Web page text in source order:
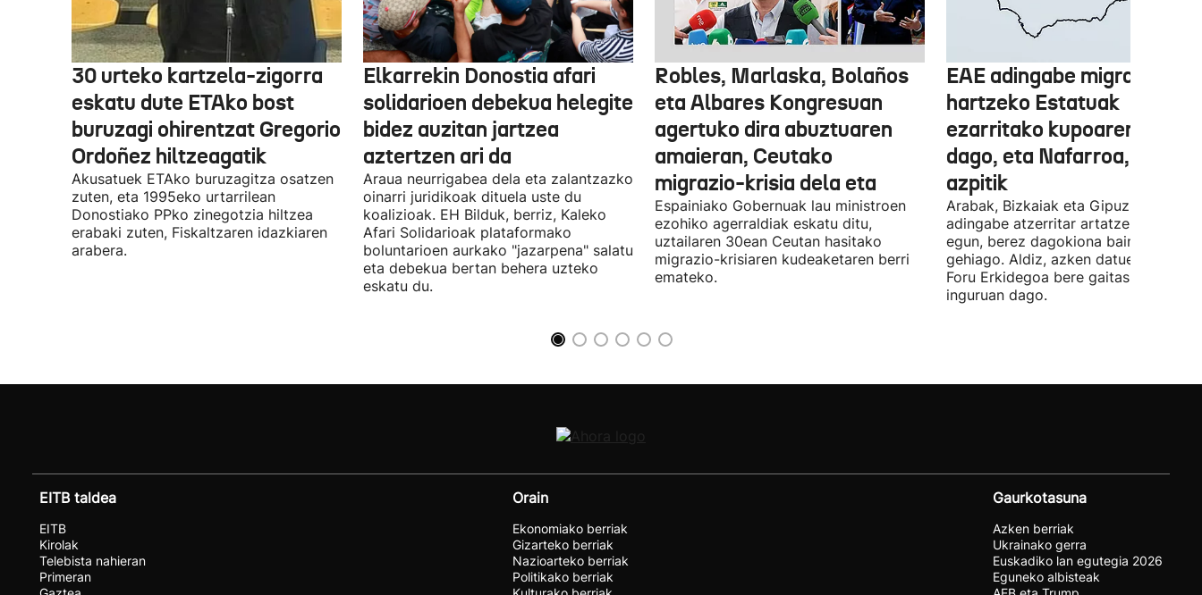
30 urteko kartzela-zigorra
eskatu dute ETAko bost
buruzagi ohirentzat Gregorio
Ordoñez hiltzeagatik
Akusatuek ETAko buruzagitza osatzen
zuten, eta 1995eko urtarrilean
Donostiako PPko zinegotzia hiltzea
erabaki zuten, Fiskaltzaren idazkiaren
arabera.
Elkarrekin Donostia afari
solidarioen debekua helegite
bidez auzitan jartzea
aztertzen ari da
Araua neurrigabea dela eta zalantzazko
oinarri juridikoak dituela uste du
koalizioak. EH Bilduk, berriz, Kaleko
Afari Solidarioak plataformako
boluntarioen aurkako "jazarpena" salatu
eta debekua bertan behera uzteko
eskatu du.
Robles, Marlaska, Bolaños
eta Albares Kongresuan
agertuko dira abuztuaren
amaieran, Ceutako
migrazio-krisia dela eta
Espainiako Gobernuak lau ministroen
ezohiko agerraldiak eskatu ditu,
uztailaren 30ean Ceutan hasitako
migrazio-krisiaren kudeaketaren berri
emateko.
EAE adingabe
hartzeko Estatuak
ezarritako kupoaren
dago, eta Nafarroa, berriz,
azpitik
Arabak, Bizkaiak eta Gipuzkoak 843
adingabe atzerritar artatzen dituzte
egun, berez dagokiona baino 65
gehiago. Aldiz, azken datuen arabera,
Foru Erkidegoa bere gaitasunaren %
inguruan dago.
EITB taldea
EITB
Kirolak
Telebista nahieran
Primeran
Orain
Ekonomiako berriak
Gizarteko berriak
Nazioarteko berriak
Politikako berriak
Gaurkotasuna
Azken berriak
Ukrainako gerra
Euskadiko lan egutegia 2026
Eguneko albisteak